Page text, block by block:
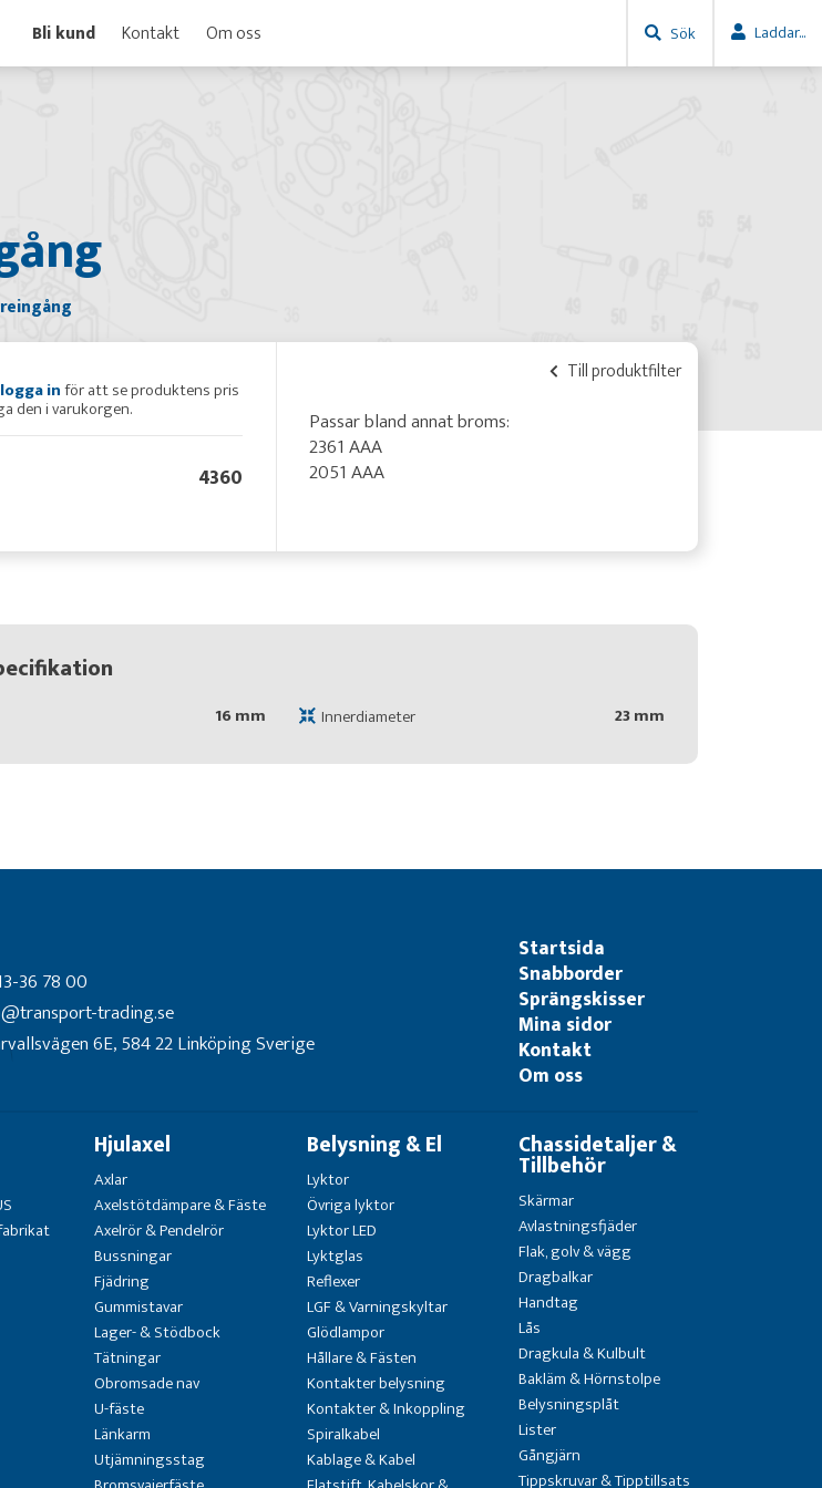
Bli kund Kontakt Om oss Sök Laddar...
Till produktfilter
logga inför att se produktens pris
den i varukorgen.
4360
Passar bland annat broms:
2361 AAA
2051 AAA
16 mm Innerdiameter 23 mm
36 78 00
trading.se
6E, 584 22 Linköping Sverige
Startsida
Snabborder
Sprängskisser
Mina sidor
Kontakt
Om oss
Hjulaxel
Axlar
Axelstötdämpare & Fäste
Axelrör & Pendelrör
Bussningar
Fjädring
Gummistavar
Lager- & Stödbock
Tätningar
Obromsade nav
U-fäste
Länkarm
Utjämningsstag
Belysning & El
Lyktor
Övriga lyktor
Lyktor LED
Lyktglas
Reflexer
LGF & Varningskyltar
Glödlampor
Hållare & Fästen
Kontakter belysning
Kontakter & Inkoppling
Spiralkabel
Kablage & Kabel
Chassidetaljer &
Tillbehör
Skärmar
Avlastningsfjäder
Flak, golv & vägg
Dragbalkar
Handtag
Lås
Dragkula & Kulbult
Bakläm & Hörnstolpe
Belysningsplåt
Lister
Gångjärn
Tippskruvar & Tipptillsats